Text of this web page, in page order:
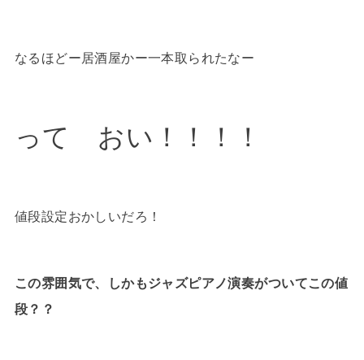
なるほどー居酒屋かー一本取られたなー
って おい！！！！
値段設定おかしいだろ！
この雰囲気で、しかもジャズピアノ演奏がついてこの値
段？？